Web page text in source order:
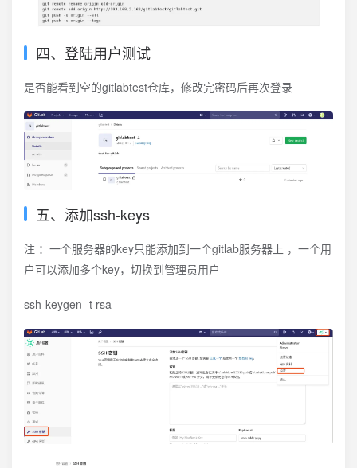
四、登陆用户测试
是否能看到空的gitlabtest仓库，修改完密码后再次登录
五、添加ssh‐keys
注 ：一个服务器的key只能添加到一个gitlab服务器上 ，一个用
户可以添加多个key，切换到管理员用户
ssh‐keygen ‐t rsa